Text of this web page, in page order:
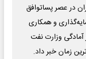
در عصر پساتوافق
و همکاری
آمادگی وزارت نفت
زمان خبر داد.